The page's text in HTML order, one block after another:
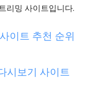
리밍 사이트입니다.
이트 추천 순위
시보기 사이트